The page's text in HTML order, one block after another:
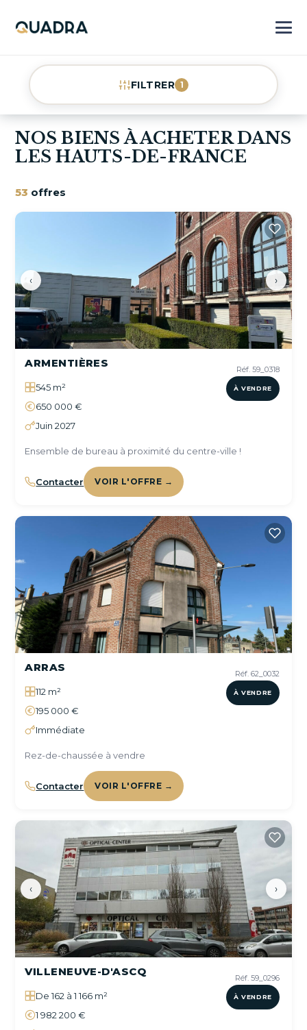
FILTRER 1
NOS BIENS À ACHETER DANS
LES HAUTS-DE-FRANCE
53 offres
‹ ›
Réf. 59_0318
À VENDRE
ARMENTIÈRES
545 m²
650 000 €
Juin 2027
Ensemble de bureau à proximité du centre-ville !
Contacter VOIR L'OFFRE →
Réf. 62_0032
À VENDRE
ARRAS
112 m²
195 000 €
Immédiate
Rez-de-chaussée à vendre
Contacter VOIR L'OFFRE →
‹ ›
Réf. 59_0296
À VENDRE
VILLENEUVE-D'ASCQ
De 162 à 1 166 m²
1 982 200 €